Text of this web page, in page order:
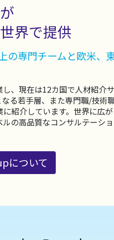
界で提供
の専門チームと欧米、
、現在は12カ国で人材紹介
る若手層、また専門職/技術
紹介しています。世界に広
の高品質なコンサルテーシ
について